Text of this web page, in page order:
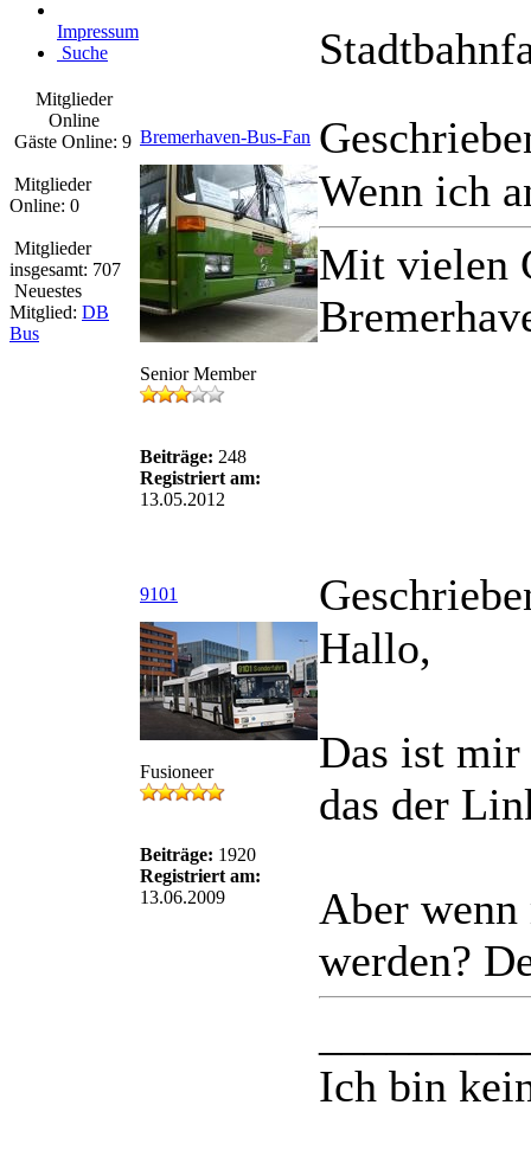
Impressum
Suche
Mitglieder
Online
Gäste Online: 9
Mitglieder
Online: 0
Mitglieder
insgesamt: 707
Neuestes
Mitglied: DB
Bus
Bremerhaven-Bus-Fan
Senior Member
Beiträge: 248
Registriert am:
13.05.2012
Wenn ich
Mit vielen
9101
Fusioneer
Beiträge: 1920
Registriert am:
13.06.2009
Hallo,
Das ist mir
das der
Aber wenn
werden?
Ich bin